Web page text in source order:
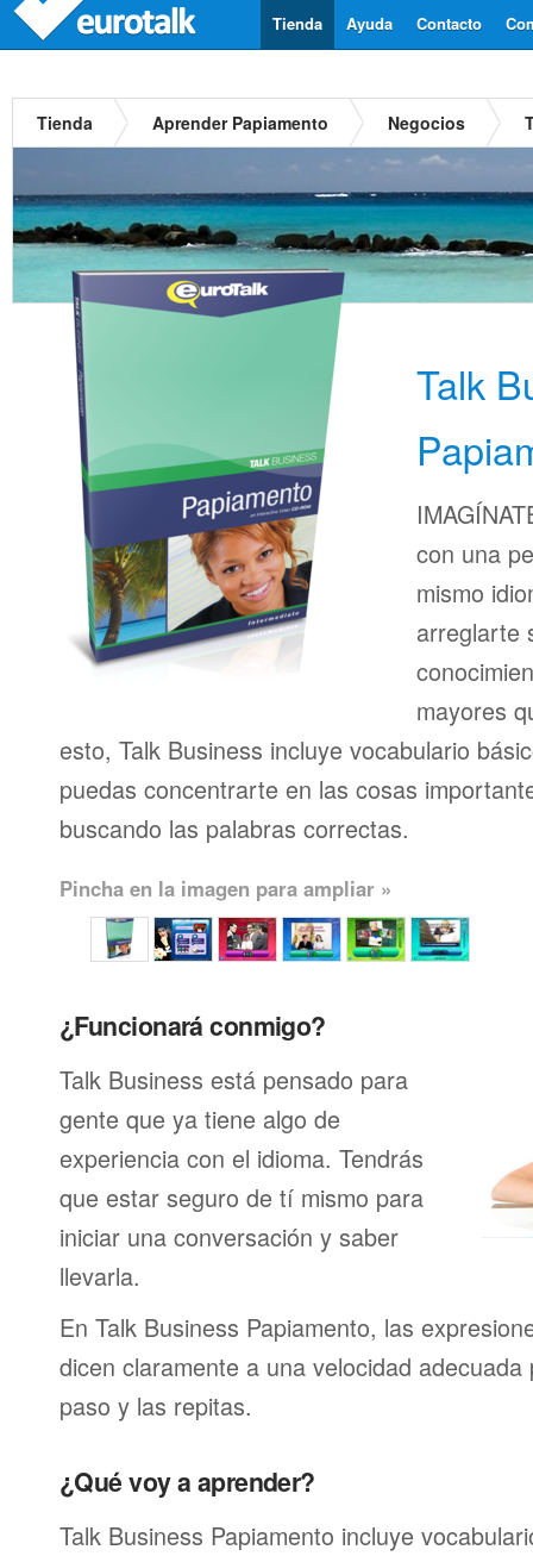
Contacto
Ayuda
Tienda
Tienda Aprender Papiamento Negocios
Talk
con una
mismo
arreglarte
mayores
esto, Talk Business incluye vocabulario
puedas concentrarte en las cosas
buscando las palabras correctas.
Pincha en la imagen para ampliar »
¿Funcionará conmigo?
Talk Business está pensado para
gente que ya tiene algo de
experiencia con el idioma. Tendrás
que estar seguro de tí mismo para
iniciar una conversación y saber
llevarla.
En Talk Business Papiamento, las
dicen claramente a una velocidad
paso y las repitas.
¿Qué voy a aprender?
Talk Business Papiamento incluye